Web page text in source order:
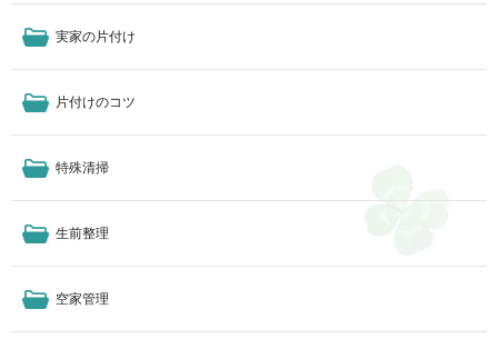
実家の片付け
片付けのコツ
特殊清掃
生前整理
空家管理